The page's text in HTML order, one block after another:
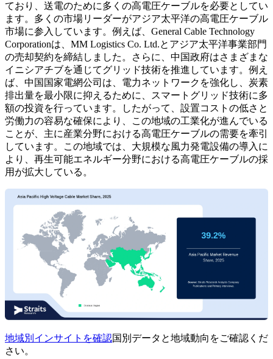
ており、送電のために多くの高電圧ケーブルを必要としてい
ます。多くの市場リーダーがアジア太平洋の高電圧ケーブル
市場に参入しています。例えば、General Cable Technology
Corporationは、MM Logistics Co. Ltd.とアジア太平洋事業部門
の売却契約を締結しました。さらに、中国政府はさまざまな
イニシアチブを通じてグリッド技術を推進しています。例え
ば、中国国家電網公司は、電力ネットワークを強化し、炭素
排出量を最小限に抑えるために、スマートグリッド技術に多
額の投資を行っています。したがって、設置コストの低さと
労働力の容易な確保により、この地域の工業化が進んでいる
ことが、主に産業分野における高電圧ケーブルの需要を牽引
しています。この地域では、大規模な風力発電設備の導入に
より、再生可能エネルギー分野における高電圧ケーブルの採
用が拡大している。
地域別インサイトを確認国別データと地域動向をご確認くだ
さい。